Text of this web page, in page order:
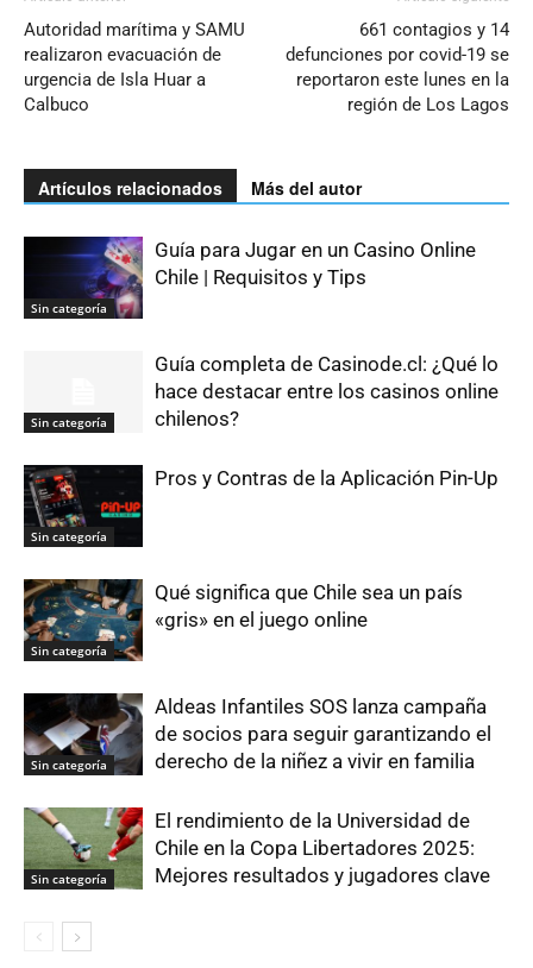
Autoridad marítima y SAMU
realizaron evacuación de
urgencia de Isla Huar a
Calbuco
661 contagios y 14
defunciones por covid-19 se
reportaron este lunes en la
región de Los Lagos
Artículos relacionados Más del autor
Sin categoría
Guía para Jugar en un Casino Online
Chile | Requisitos y Tips
Sin categoría
Guía completa de Casinode.cl: ¿Qué lo
hace destacar entre los casinos online
chilenos?
Sin categoría
Pros y Contras de la Aplicación Pin-Up
Sin categoría
Qué significa que Chile sea un país
«gris» en el juego online
Sin categoría
Aldeas Infantiles SOS lanza campaña
de socios para seguir garantizando el
derecho de la niñez a vivir en familia
Sin categoría
El rendimiento de la Universidad de
Chile en la Copa Libertadores 2025:
Mejores resultados y jugadores clave